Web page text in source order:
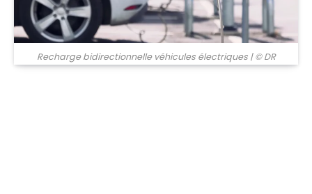
Recharge bidirectionnelle véhicules électriques | © DR